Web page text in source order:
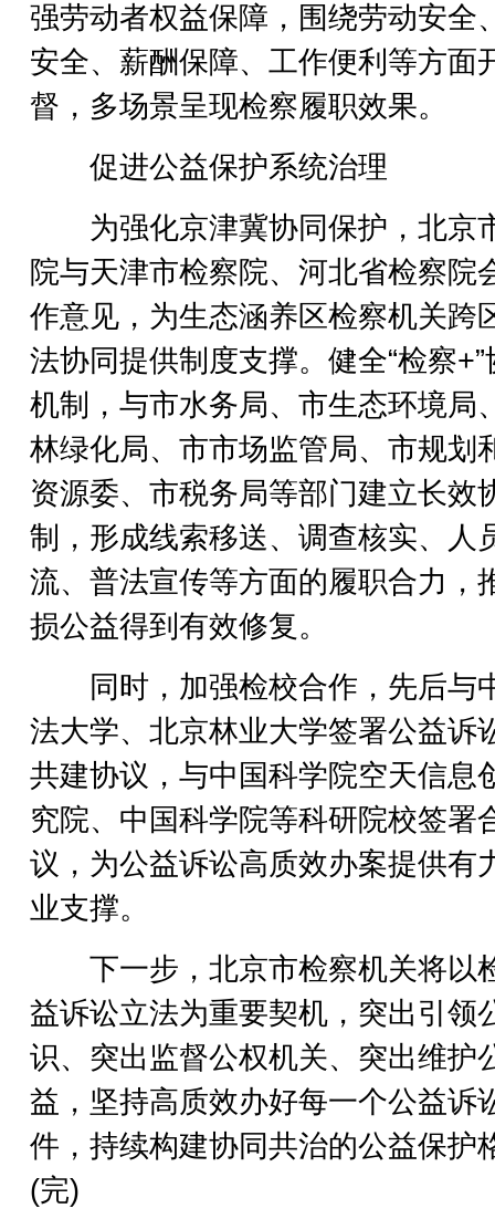
强劳动者权益保障，围绕劳动安全
安全、薪酬保障、工作便利等方面
督，多场景呈现检察履职效果。
促进公益保护系统治理
为强化京津冀协同保护，北京
院与天津市检察院、河北省检察院
作意见，为生态涵养区检察机关跨
法协同提供制度支撑。健全“检察+”
机制，与市水务局、市生态环境局
林绿化局、市市场监管局、市规划
资源委、市税务局等部门建立长效
制，形成线索移送、调查核实、人
流、普法宣传等方面的履职合力，
损公益得到有效修复。
同时，加强检校合作，先后与
法大学、北京林业大学签署公益诉
共建协议，与中国科学院空天信息
究院、中国科学院等科研院校签署
议，为公益诉讼高质效办案提供有
业支撑。
下一步，北京市检察机关将以
益诉讼立法为重要契机，突出引领
识、突出监督公权机关、突出维护
益，坚持高质效办好每一个公益诉
件，持续构建协同共治的公益保护
(完)